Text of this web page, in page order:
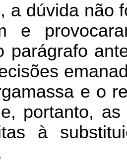
, a dúvida não
e
parágrafo
e o
e, portanto, as
à